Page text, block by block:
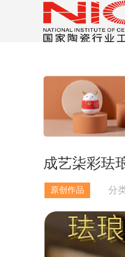
成艺柒彩珐
原创作品 分